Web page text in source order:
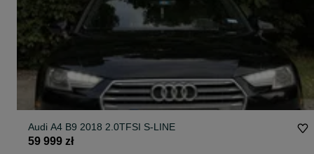
Audi A4 B9 2018 2.0TFSI S-LINE
59 999 zł